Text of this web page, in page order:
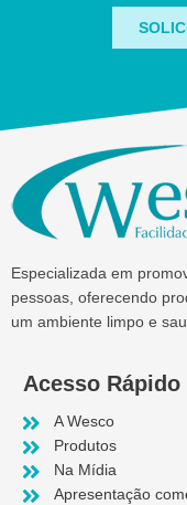
Especializada em
pessoas, oferecendo
um ambiente limpo e
Acesso Rápido
A Wesco
Produtos
Na Mídia
Apresentação